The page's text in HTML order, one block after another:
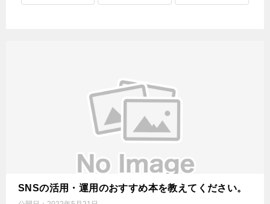
SNSの活用・運用のおすすめ本を教えてください。